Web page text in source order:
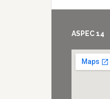
Footer
ASPEC 14